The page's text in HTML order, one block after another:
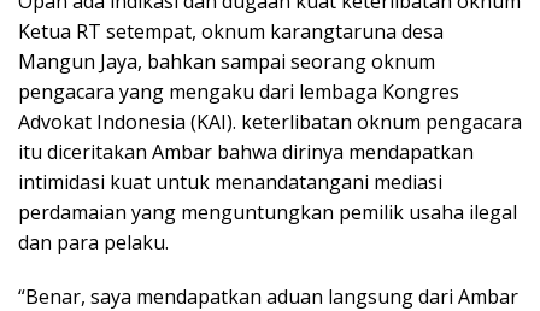
Ketua RT setempat, oknum karangtaruna desa
Mangun Jaya, bahkan sampai seorang oknum
pengacara yang mengaku dari lembaga Kongres
Advokat Indonesia (KAI). keterlibatan oknum pengacara
itu diceritakan Ambar bahwa dirinya mendapatkan
intimidasi kuat untuk menandatangani mediasi
perdamaian yang menguntungkan pemilik usaha ilegal
dan para pelaku.
“Benar, saya mendapatkan aduan langsung dari Ambar